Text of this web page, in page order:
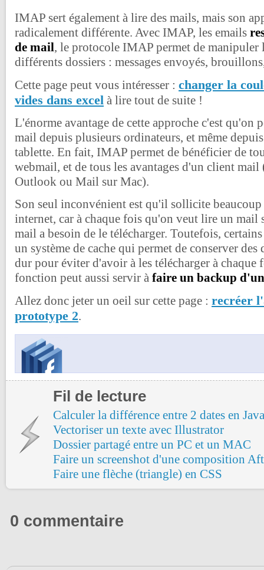
IMAP sert également à lire des mails, mais son
radicalement différente. Avec IMAP, les emails
de mail, le protocole IMAP permet de manipuler
différents dossiers : messages envoyés,
Cette page peut vous intéresser : changer la
vides dans excel à lire tout de suite !
L'énorme avantage de cette approche c'est qu'on
mail depuis plusieurs ordinateurs, et même
tablette. En fait, IMAP permet de bénéficier de
webmail, et de tous les avantages d'un client
Outlook ou Mail sur Mac).
Son seul inconvénient est qu'il sollicite
internet, car à chaque fois qu'on veut lire un mail
mail a besoin de le télécharger. Toutefois,
un système de cache qui permet de conserver des
dur pour éviter d'avoir à les télécharger à chaque
fonction peut aussi servir à faire un backup
Allez donc jeter un oeil sur cette page : recréer
prototype 2.
Fil de lecture
Calculer la différence entre 2 dates en
Vectoriser un texte avec Illustrator
Dossier partagé entre un PC et un MAC
Faire un screenshot d'une composition
Faire une flèche (triangle) en CSS
0 commentaire